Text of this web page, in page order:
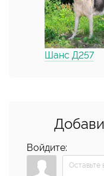
Шанс Д257
Войдите: